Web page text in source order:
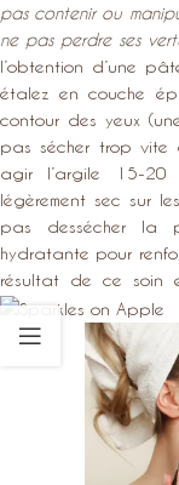
pas contenir ou
ne pas perdre ses
l’obtention d’une
étalez en couche
contour des yeux
pas sécher trop vite
agir l’argile 15-20
légèrement sec sur
pas dessécher la
hydratante pour
résultat de ce soin